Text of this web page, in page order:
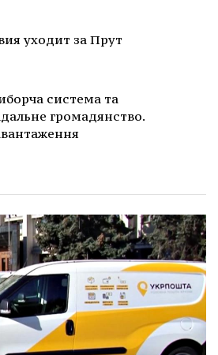
уходит за Прут
система та
громадянство.